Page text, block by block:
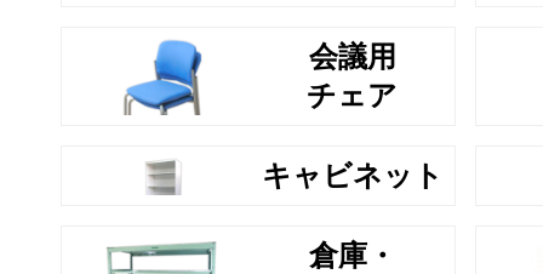
会議用
チェア
キャビネット
倉庫・